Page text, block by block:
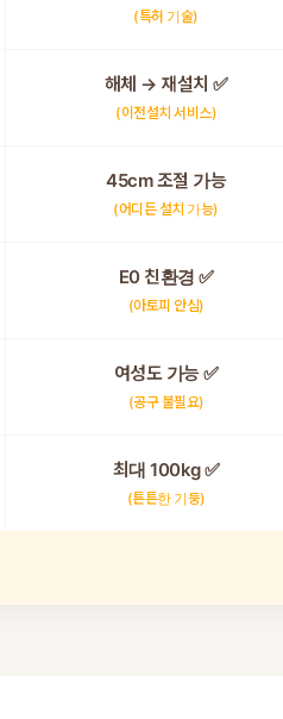
(특허 기술)
해체 → 재설치 ✅
(이전설치 서비스)
45cm 조절 가능
(어디든 설치 가능)
E0 친환경 ✅
(아토피 안심)
여성도 가능 ✅
(공구 불필요)
최대 100kg ✅
(튼튼한 기둥)